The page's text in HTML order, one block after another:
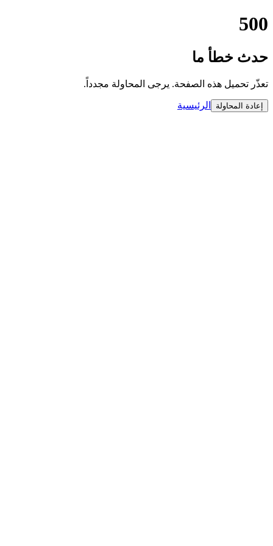
500
حدث خطأ ما
تعذّر تحميل هذه الصفحة. يرجى المحاولة مجدداً.
إعادة المحاولة الرئيسية